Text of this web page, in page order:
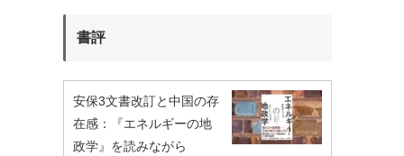
書評
安保3文書改訂と中国の存
在感：『エネルギーの地
政学』を読みながら